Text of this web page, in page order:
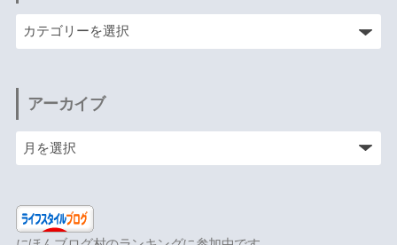
アーカイブ